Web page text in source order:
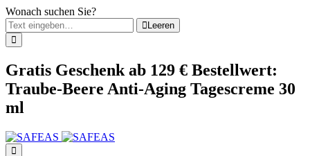
Wonach suchen Sie?
Leeren
Gratis Geschenk ab 129 € Bestellwert:
Traube-Beere Anti-Aging Tagescreme 30
ml